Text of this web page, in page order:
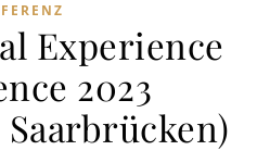
Experience
2023